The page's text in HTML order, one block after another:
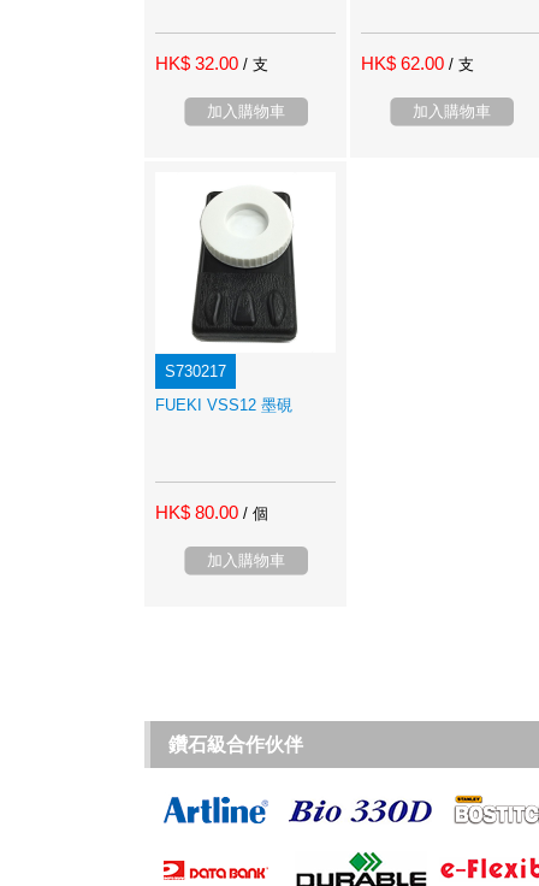
HK$ 32.00 / 支
加入購物車
HK$ 62.00 / 支
加入購物車
S730217
FUEKI VSS12 墨硯
HK$ 80.00 / 個
加入購物車
鑽石級合作伙伴